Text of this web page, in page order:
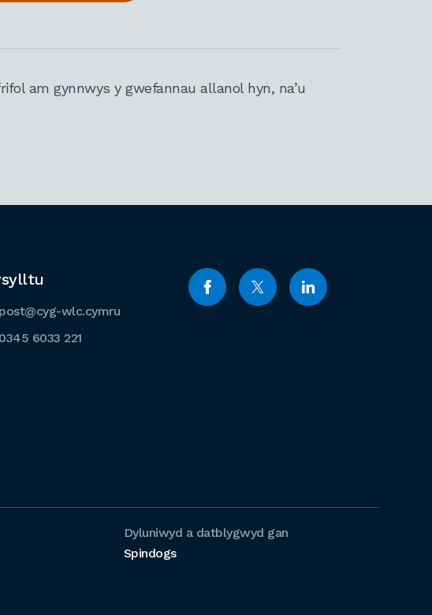
am gynnwys y gwefannau allanol hyn, na’u
post@cyg-wlc.cymru
0345 6033 221
Dyluniwyd a datblygwyd gan
Spindogs